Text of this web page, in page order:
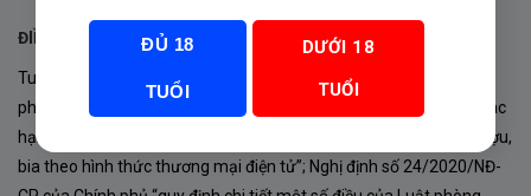
ĐIỀU KHOẢN VÀ CHÍNH SÁCH
Tuân thủ Nghị định 105/2017/NĐ-CP ngày 14/9/2017 của Chính
phủ về sản xuất, kinh doanh rượu. Tuân thủ Luật “phòng chống tác
hại của rượu, bia” số 44/2019/QH14-Điều 16 về “điều kiện bán rượu,
bia theo hình thức thương mại điện tử”; Nghị định số 24/2020/NĐ-
ĐỦ 18
TUỔI
DƯỚI 18
TUỔI